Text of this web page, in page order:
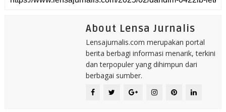
About Lensa Jurnalis
Lensajurnalis.com merupakan portal
berita berbagi informasi menarik, terkini
dan terpopuler yang dihimpun dari
berbagai sumber.